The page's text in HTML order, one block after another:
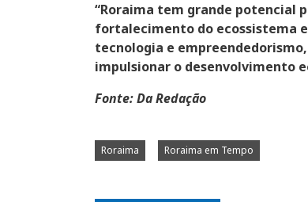
“Roraima tem grande potencial
fortalecimento do ecossistema
tecnologia e
impulsionar o desenvolvimento
Fonte: Da Redação
Roraima Roraima em Tempo